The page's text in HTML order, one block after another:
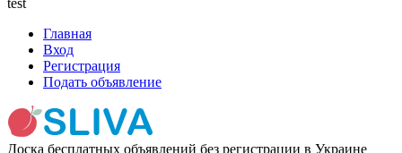
Главная
Вход
Регистрация
Подать объявление
Доска бесплатных объявлений без регистрации в Украине